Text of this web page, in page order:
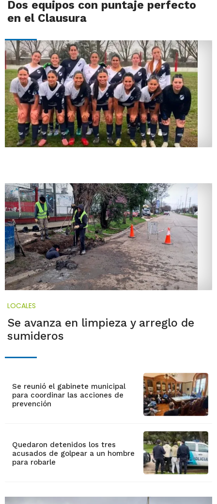
Dos equipos con puntaje perfecto
en el Clausura
LOCALES
Se avanza en limpieza y arreglo de
sumideros
Se reunió el gabinete municipal
para coordinar las acciones de
prevención
Quedaron detenidos los tres
acusados de golpear a un hombre
para robarle